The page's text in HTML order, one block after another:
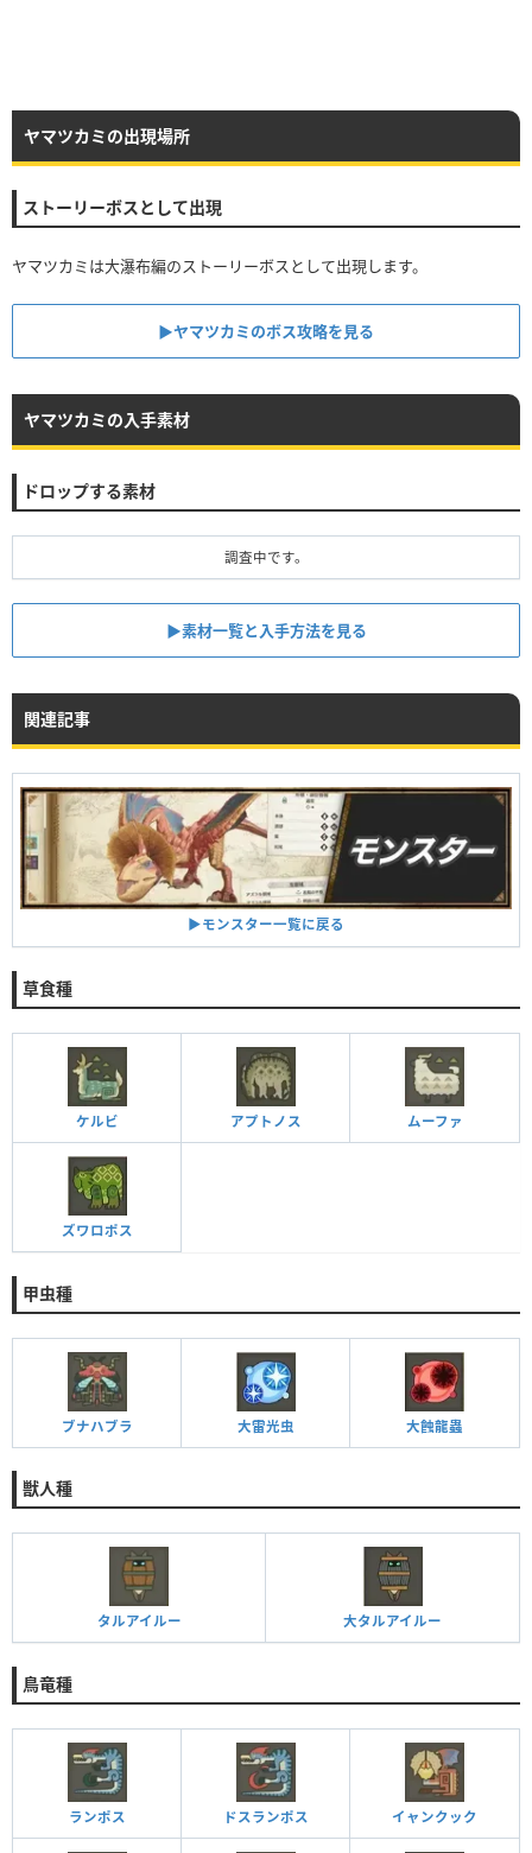
ヤマツカミの出現場所
ストーリーボスとして出現
ヤマツカミは大瀑布編のストーリーボスとして出現します。
▶︎ヤマツカミのボス攻略を見る
ヤマツカミの入手素材
ドロップする素材
調査中です。
▶︎素材一覧と入手方法を見る
関連記事
▶︎モンスター一覧に戻る
草食種
ケルビ アプトノス ムーファ
ズワロポス
甲虫種
ブナハブラ 大雷光虫 大蝕龍蟲
獣人種
タルアイルー 大タルアイルー
鳥竜種
ランポス ドスランポス イャンクック